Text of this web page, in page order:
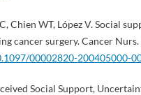
Chien WT, López V. Social
cancer surgery. Cancer
00002820-200405000-
Social Support,